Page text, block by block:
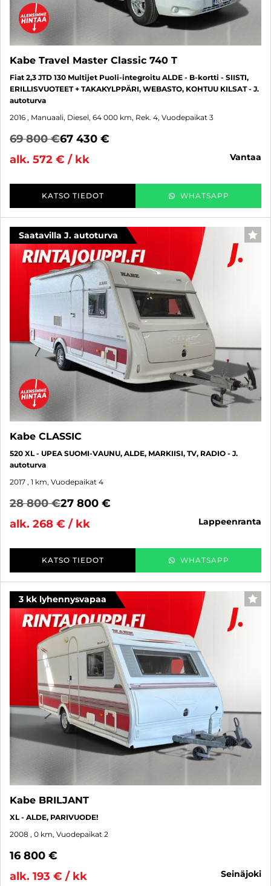
Kabe Travel Master Classic 740 T
Fiat 2,3 JTD 130 Multijet Puoli-integroitu ALDE - B-kortti - SIISTI,
ERILLISVUOTEET + TAKAKYLPPÄRI, WEBASTO, KOHTUU KILSAT - J.
autoturva
2016 , Manuaali, Diesel, 64 000 km, Rek. 4, Vuodepaikat 3
69 800 €67 430 €
alk. 572 € / kk
vantaa
KATSO TIEDOT WHATSAPP
Saatavilla J. autoturva
Kabe CLASSIC
520 XL - UPEA SUOMI-VAUNU, ALDE, MARKIISI, TV, RADIO - J.
autoturva
2017 , 1 km, Vuodepaikat 4
28 800 €27 800 €
alk. 268 € / kk
lappeenranta
KATSO TIEDOT WHATSAPP
3 kk lyhennysvapaa
Kabe BRILJANT
XL - ALDE, PARIVUODE!
2008 , 0 km, Vuodepaikat 2
16 800 €
alk. 193 € / kk
seinäjoki